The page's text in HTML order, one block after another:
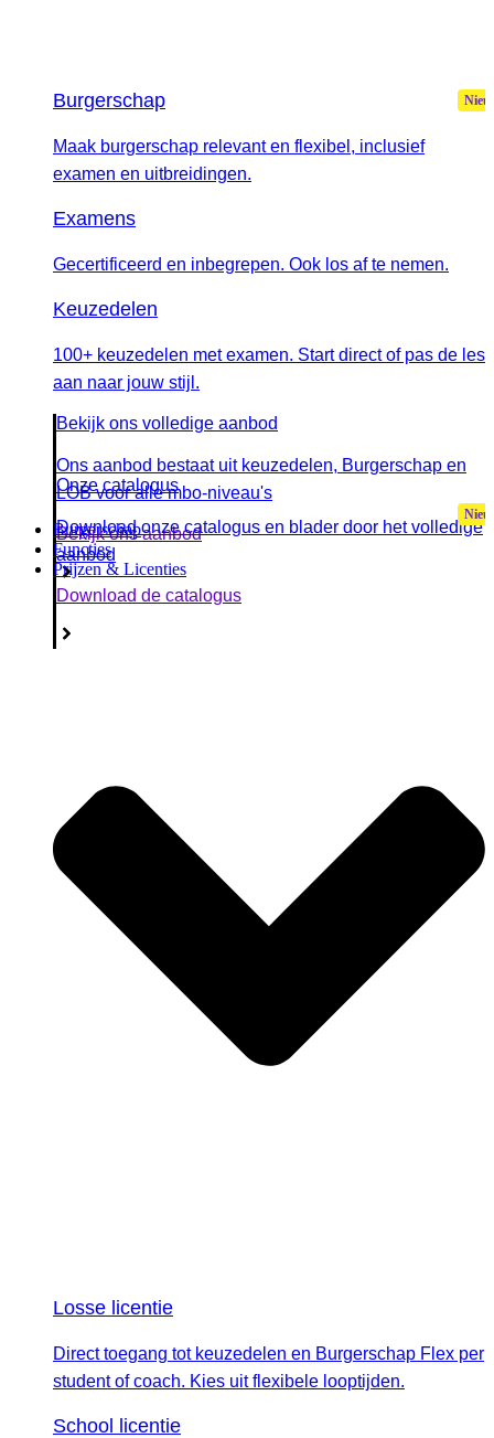
Burgerschap
Maak burgerschap relevant en flexibel, inclusief
examen en uitbreidingen.
Examens
Gecertificeerd en inbegrepen. Ook los af te nemen.
Keuzedelen
100+ keuzedelen met examen. Start direct of pas de les
aan naar jouw stijl.
Bekijk ons volledige aanbod
Ons aanbod bestaat uit keuzedelen, Burgerschap en
LOB voor alle mbo-niveau's
Bekijk ons aanbod
Onze catalogus
Download onze catalogus en blader door het volledige
aanbod
Download de catalogus
Burgerschap
Functies
Prijzen & Licenties
Losse licentie
Direct toegang tot keuzedelen en Burgerschap Flex per
student of coach. Kies uit flexibele looptijden.
School licentie